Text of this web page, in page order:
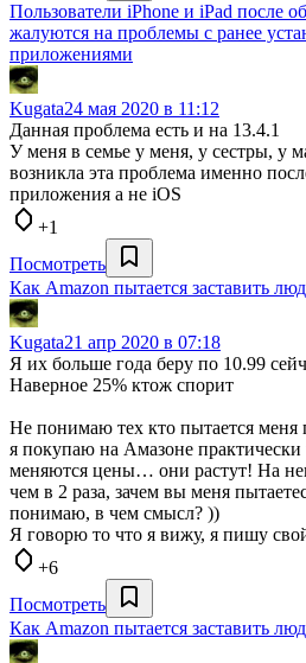
Пользователи iPhone и iPad после
жалуются на проблемы с ранее
приложениями
Kugata24 мая 2020 в 11:12
Данная проблема есть и на 13.4.1
У меня в семье у меня, у сестры, у
возникла эта проблема именно
приложения а не iOS
+1
Посмотреть
Как Amazon пытается заставить
Kugata21 апр 2020 в 07:18
Я их больше года беру по 10.99
Наверное 25% ктож спорит
Не понимаю тех кто пытается меня
я покупаю на Амазоне
меняются цены… они растут! На
чем в 2 раза, зачем вы меня
понимаю, в чем смысл? ))
Я говорю то что я вижу, я пишу
+6
Посмотреть
Как Amazon пытается заставить